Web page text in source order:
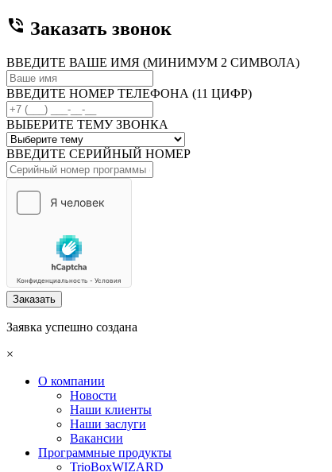
phone_in_talk Заказать звонок
ВВЕДИТЕ ВАШЕ ИМЯ (МИНИМУМ 2 СИМВОЛА)
ВВЕДИТЕ НОМЕР ТЕЛЕФОНА (11 ЦИФР)
ВЫБЕРИТЕ ТЕМУ ЗВОНКА
ВВЕДИТЕ СЕРИЙНЫЙ НОМЕР
Заказать
Заявка успешно создана
×
О компании
Новости
Наши клиенты
Наши заслуги
Вакансии
Программные продукты
TrioBoxWIZARD